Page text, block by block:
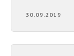
30.09.2019